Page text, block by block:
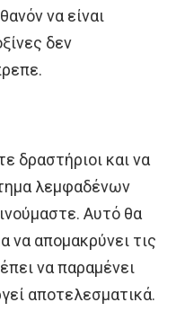
να είναι
δεν
δραστήριοι και να
λεμφαδένων
Αυτό θα
να απομακρύνει τις
να παραμένει
αποτελεσματικά.